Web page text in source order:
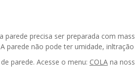
parede precisa ser preparada com
parede não pode ter umidade,
parede. Acesse o menu: COLA na